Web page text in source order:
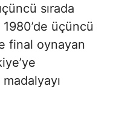
sırada
üçüncü
final oynayan